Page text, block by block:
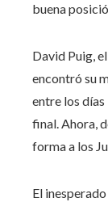
buena
David Puig,
encontró su
entre los
final. Ahora,
forma a los
El